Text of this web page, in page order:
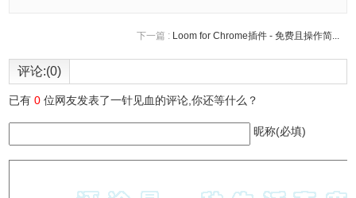
下一篇 : Loom for Chrome插件 - 免费且操作简...
评论:(0)
已有0 位网友发表了一针见血的评论,你还等什么？
昵称(必填)